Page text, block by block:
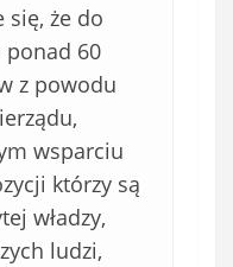
się, że do
ponad 60
z powodu
wsparciu
którzy są
władzy,
ludzi,